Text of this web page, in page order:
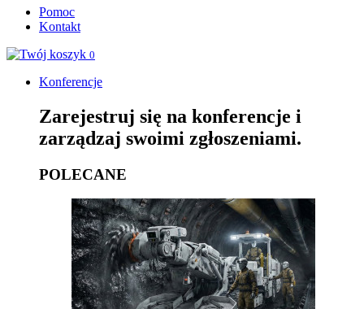
Pomoc
Kontakt
0
Konferencje
Zarejestruj się na konferencje i
zarządzaj swoimi zgłoszeniami.
POLECANE